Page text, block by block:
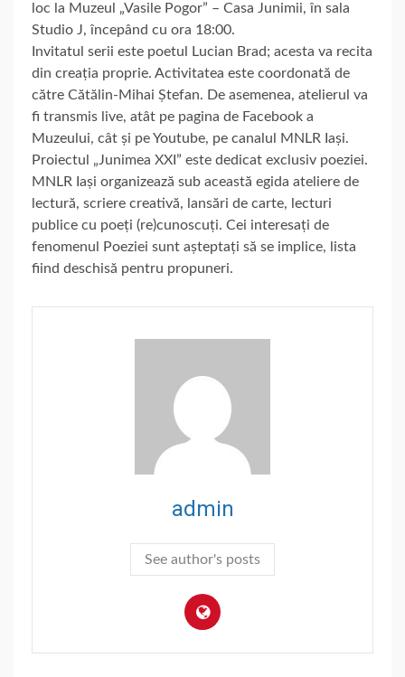
loc la Muzeul „Vasile Pogor” – Casa Junimii, în sala
Studio J, începând cu ora 18:00.
Invitatul serii este poetul Lucian Brad; acesta va recita
din creația proprie. Activitatea este coordonată de
către Cătălin-Mihai Ștefan. De asemenea, atelierul va
fi transmis live, atât pe pagina de Facebook a
Muzeului, cât și pe Youtube, pe canalul MNLR Iași.
Proiectul „Junimea XXI” este dedicat exclusiv poeziei.
MNLR Iași organizează sub această egida ateliere de
lectură, scriere creativă, lansări de carte, lecturi
publice cu poeți (re)cunoscuți. Cei interesați de
fenomenul Poeziei sunt așteptați să se implice, lista
fiind deschisă pentru propuneri.
admin
See author's posts